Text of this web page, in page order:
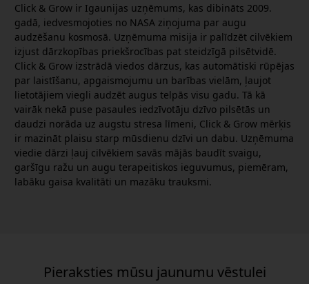
Click & Grow ir Igaunijas uzņēmums, kas dibināts 2009.
gadā, iedvesmojoties no NASA ziņojuma par augu
audzēšanu kosmosā. Uzņēmuma misija ir palīdzēt cilvēkiem
izjust dārzkopības priekšrocības pat steidzīgā pilsētvidē.
Click & Grow izstrādā viedos dārzus, kas automātiski rūpējas
par laistīšanu, apgaismojumu un barības vielām, ļaujot
lietotājiem viegli audzēt augus telpās visu gadu. Tā kā
vairāk nekā puse pasaules iedzīvotāju dzīvo pilsētās un
daudzi norāda uz augstu stresa līmeni, Click & Grow mērķis
ir mazināt plaisu starp mūsdienu dzīvi un dabu. Uzņēmuma
viedie dārzi ļauj cilvēkiem savās mājās baudīt svaigu,
garšīgu ražu un augu terapeitiskos ieguvumus, piemēram,
labāku gaisa kvalitāti un mazāku trauksmi.
Pieraksties mūsu jaunumu vēstulei